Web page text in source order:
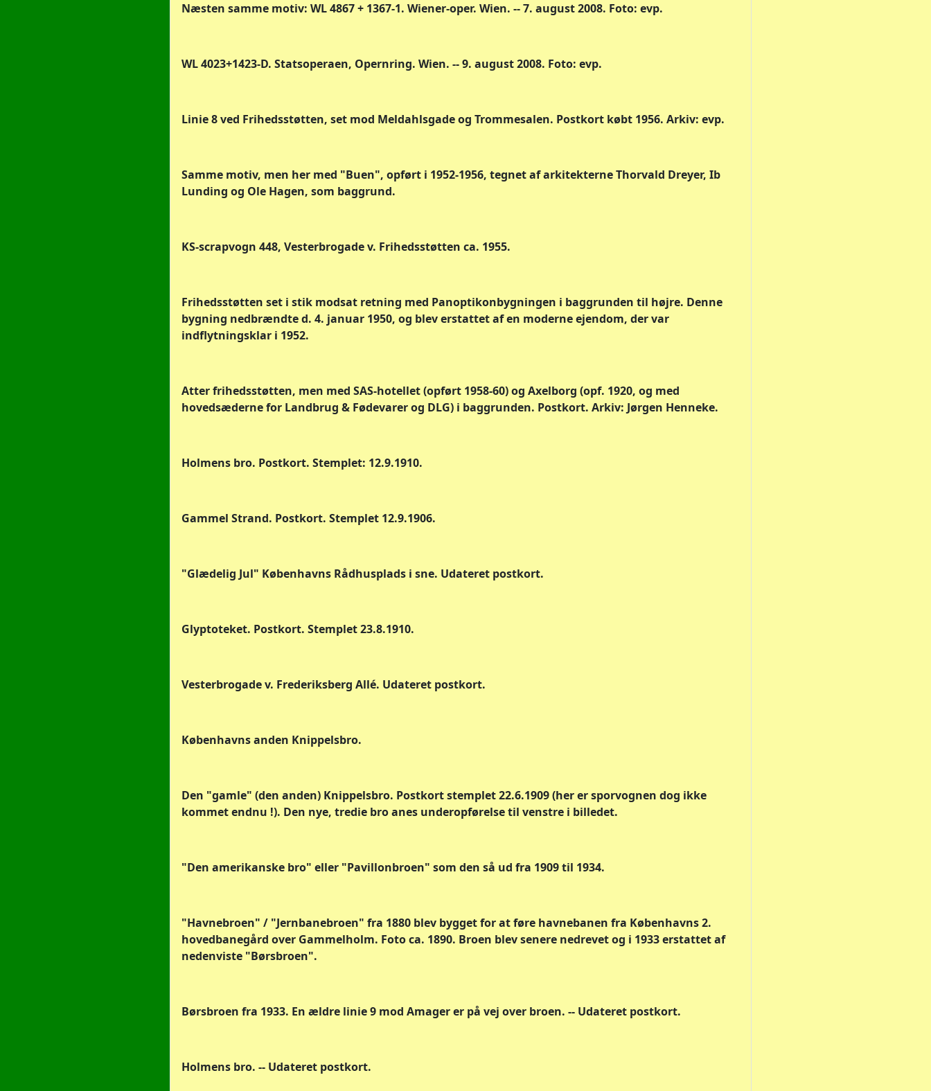
Næsten samme motiv: WL 4867 + 1367-1. Wiener-oper. Wien. -- 7. august 2008. Foto: evp.
WL 4023+1423-D. Statsoperaen, Opernring. Wien. -- 9. august 2008. Foto: evp.
Linie 8 ved Frihedsstøtten, set mod Meldahlsgade og Trommesalen. Postkort købt 1956. Arkiv: evp.
Samme motiv, men her med "Buen", opført i 1952-1956, tegnet af arkitekterne Thorvald Dreyer, Ib
Lunding og Ole Hagen, som baggrund.
KS-scrapvogn 448, Vesterbrogade v. Frihedsstøtten ca. 1955.
Frihedsstøtten set i stik modsat retning med Panoptikonbygningen i baggrunden til højre. Denne
bygning nedbrændte d. 4. januar 1950, og blev erstattet af en moderne ejendom, der var
indflytningsklar i 1952.
Atter frihedsstøtten, men med SAS-hotellet (opført 1958-60) og Axelborg (opf. 1920, og med
hovedsæderne for Landbrug & Fødevarer og DLG) i baggrunden. Postkort. Arkiv: Jørgen Henneke.
Holmens bro. Postkort. Stemplet: 12.9.1910.
Gammel Strand. Postkort. Stemplet 12.9.1906.
"Glædelig Jul" Københavns Rådhusplads i sne. Udateret postkort.
Glyptoteket. Postkort. Stemplet 23.8.1910.
Vesterbrogade v. Frederiksberg Allé. Udateret postkort.
Københavns anden Knippelsbro.
Den "gamle" (den anden) Knippelsbro. Postkort stemplet 22.6.1909 (her er sporvognen dog ikke
kommet endnu !). Den nye, tredie bro anes underopførelse til venstre i billedet.
"Den amerikanske bro" eller "Pavillonbroen" som den så ud fra 1909 til 1934.
"Havnebroen" / "Jernbanebroen" fra 1880 blev bygget for at føre havnebanen fra Københavns 2.
hovedbanegård over Gammelholm. Foto ca. 1890. Broen blev senere nedrevet og i 1933 erstattet af
nedenviste "Børsbroen".
Børsbroen fra 1933. En ældre linie 9 mod Amager er på vej over broen. -- Udateret postkort.
Holmens bro. -- Udateret postkort.